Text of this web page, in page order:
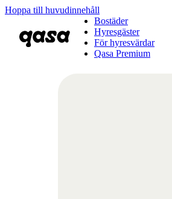
Hoppa till huvudinnehåll
Bostäder
Hyresgäster
För hyresvärdar
Qasa Premium